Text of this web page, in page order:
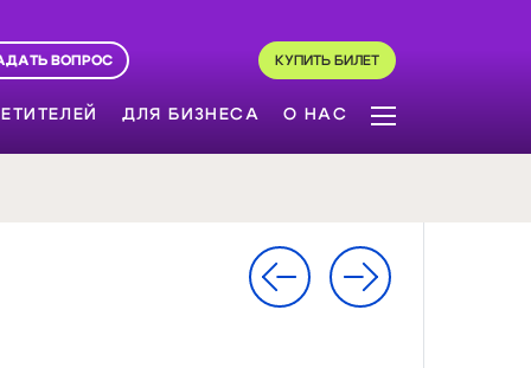
ВОПРОС КУПИТЬ БИЛЕТ
ДЛЯ БИЗНЕСА О НАС